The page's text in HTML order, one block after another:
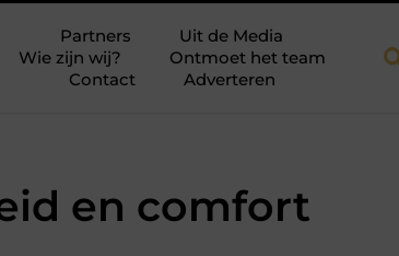
Partners
Uit de Media
Wie zijn wij?
Ontmoet het team
Contact
Adverteren
en comfort